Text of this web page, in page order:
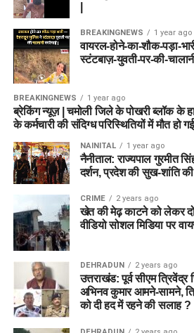
BREAKINGNEWS 1 year ago
वायरल-होने-का-शौक-पड़ा-
स्टंटबाज़-युवती-पर-की-
BREAKINGNEWS 1 year ago
ब्रेकिंग न्यूज़ | चमोली जिले के पोखरी ब्लॉक के
के कर्मचारी की संदिग्ध परिस्थितियों में मौत हो
NAINITAL 1 year ago
नैनीताल: राज्यपाल गुरमीत
दर्शन, प्रदेश की सुख-शांति
CRIME 2 years ago
खेत की मेढ़ काटने को लेकर दो
वीडियो सोशल मिडिया पर
DEHRADUN 2 years ago
उत्तराखंड: पूर्व सीएम त्रिवेंद्र
अभिनव कुमार आमने-सामने,
को दी हद में रहने की सलाह ?